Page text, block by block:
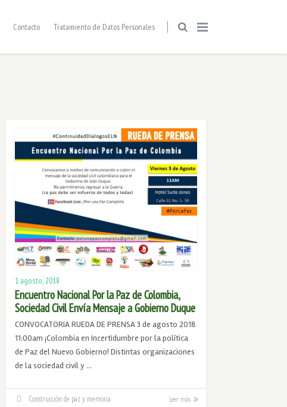
Contacto Tratamiento de Datos Personales
1 agosto, 2018
Encuentro Nacional Por la Paz de Colombia,
Sociedad Civil Envía Mensaje a Gobierno Duque
CONVOCATORIA RUEDA DE PRENSA 3 de agosto 2018
11:00am ¡Colombia en Incertidumbre por la política
de Paz del Nuevo Gobierno! Distintas organizaciones
de la sociedad civil y …
Construcción de paz y memoria Leer más